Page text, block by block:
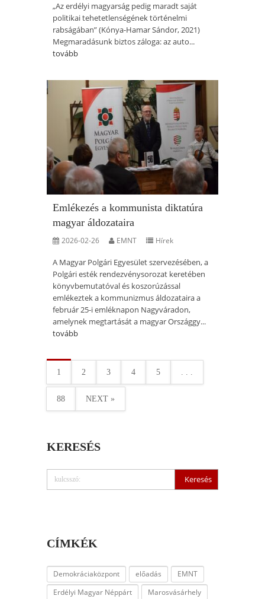
„Az erdélyi magyarság pedig maradt saját
politikai tehetetlenségének történelmi
rabságában” (Kónya-Hamar Sándor, 2021)
Megmaradásunk biztos záloga: az auto...
tovább
Emlékezés a kommunista diktatúra
magyar áldozataira
2026-02-26 EMNT Hírek
A Magyar Polgári Egyesület szervezésében, a
Polgári esték rendezvénysorozat keretében
könyvbemutatóval és koszorúzással
emlékeztek a kommunizmus áldozataira a
február 25-i emléknapon Nagyváradon,
amelynek megtartását a magyar Országgy...
tovább
1 2 3 4 5 . . .
88 NEXT »
KERESÉS
CÍMKÉK
Demokráciaközpont előadás
EMNT
Erdélyi Magyar Néppárt
Marosvásárhely